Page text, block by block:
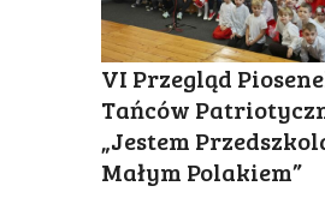
VI Przegląd
Tańców
„Jestem
Małym Polakiem”